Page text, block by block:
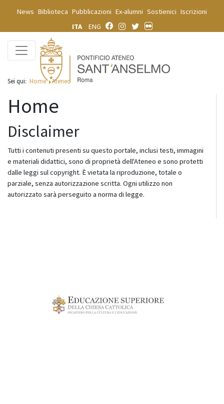
News Biblioteca Pubblicazioni Ex-alumni Sostienici Iscrizioni
ITA
ENG
Sei qui: Home Ateneo
Home
Disclaimer
Tutti i contenuti presenti su questo portale, inclusi testi, immagini
e materiali didattici, sono di proprietà dell'Ateneo e sono protetti
dalle leggi sul copyright. È vietata la riproduzione, totale o
parziale, senza autorizzazione scritta. Ogni utilizzo non
autorizzato sarà perseguito a norma di legge.